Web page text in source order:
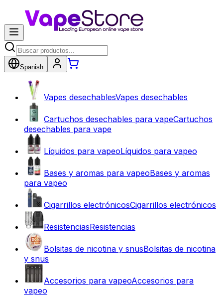
Spanish
Vapes desechablesVapes desechables
Cartuchos desechables para vapeCartuchos
desechables para vape
Líquidos para vapeoLíquidos para vapeo
Bases y aromas para vapeoBases y aromas
para vapeo
Cigarrillos electrónicosCigarrillos electrónicos
ResistenciasResistencias
Bolsitas de nicotina y snusBolsitas de nicotina
y snus
Accesorios para vapeoAccesorios para
vapeo